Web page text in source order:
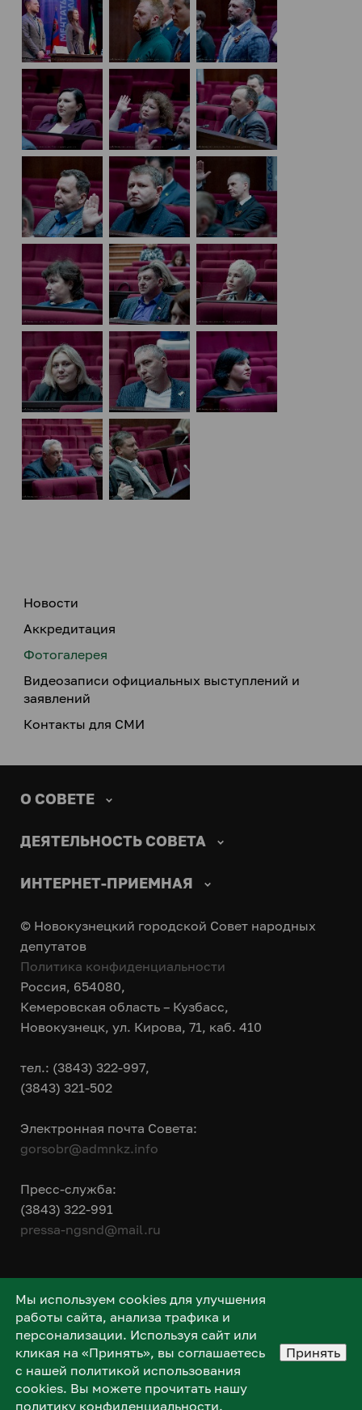
Новости
Аккредитация
Фотогалерея
Видеозаписи официальных выступлений и
заявлений
Контакты для СМИ
О СОВЕТЕ
ДЕЯТЕЛЬНОСТЬ СОВЕТА
ИНТЕРНЕТ-ПРИЕМНАЯ
© Новокузнецкий городской Совет народных
депутатов
Политика конфиденциальности
Россия, 654080,
Кемеровская область – Кузбасс,
Новокузнецк, ул. Кирова, 71, каб. 410
тел.: (3843) 322-997,
(3843) 321-502
Электронная почта Совета:
gorsobr@admnkz.info
Пресс-служба:
(3843) 322-991
pressa-ngsnd@mail.ru
Мы используем cookies для улучшения
работы сайта, анализа трафика и
персонализации. Используя сайт или
кликая на «Принять», вы соглашаетесь
с нашей политикой использования
cookies. Вы можете прочитать нашу
политику конфиденциальности.
Принять